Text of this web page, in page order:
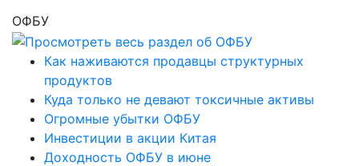
ОФБУ
Как наживаются продавцы структурных
продуктов
Куда только не девают токсичные активы
Огромные убытки ОФБУ
Инвестиции в акции Китая
Доходность ОФБУ в июне